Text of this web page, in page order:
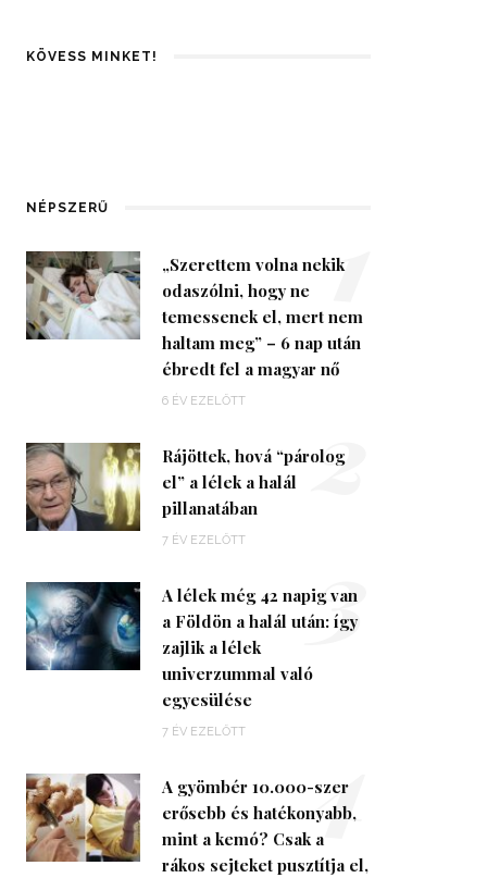
KÖVESS MINKET!
NÉPSZERŰ
„Szerettem volna nekik
odaszólni, hogy ne
temessenek el, mert nem
haltam meg” – 6 nap után
ébredt fel a magyar nő
6 ÉV EZELŐTT
1
Rájöttek, hová “párolog
el” a lélek a halál
pillanatában
7 ÉV EZELŐTT
2
A lélek még 42 napig van
a Földön a halál után: így
zajlik a lélek
univerzummal való
egyesülése
7 ÉV EZELŐTT
3
A gyömbér 10.000-szer
erősebb és hatékonyabb,
mint a kemó? Csak a
rákos sejteket pusztítja el,
4